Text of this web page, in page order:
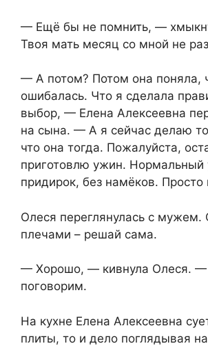
— Ещё бы не помнить, —
Твоя мать месяц со мной не
— А потом? Потом она поняла,
ошибалась. Что я сделала
выбор, — Елена Алексеевна
на сына. — А я сейчас делаю
что она тогда. Пожалуйста,
приготовлю ужин. Нормальный
придирок, без намёков. Просто
Олеся переглянулась с
плечами – решай сама.
— Хорошо, — кивнула Олеся. —
поговорим.
На кухне Елена Алексеевна
плиты, то и дело поглядывая